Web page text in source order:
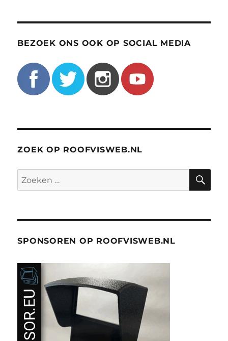
BEZOEK ONS OOK OP SOCIAL MEDIA
ZOEK OP ROOFVISWEB.NL
Zoeken
naar:
SPONSOREN OP ROOFVISWEB.NL